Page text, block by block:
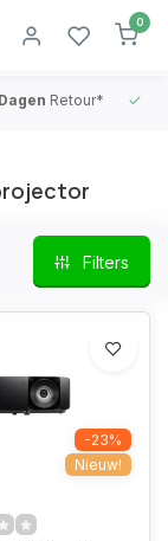
0
Retour*
Filters
-23%
Nieuw!